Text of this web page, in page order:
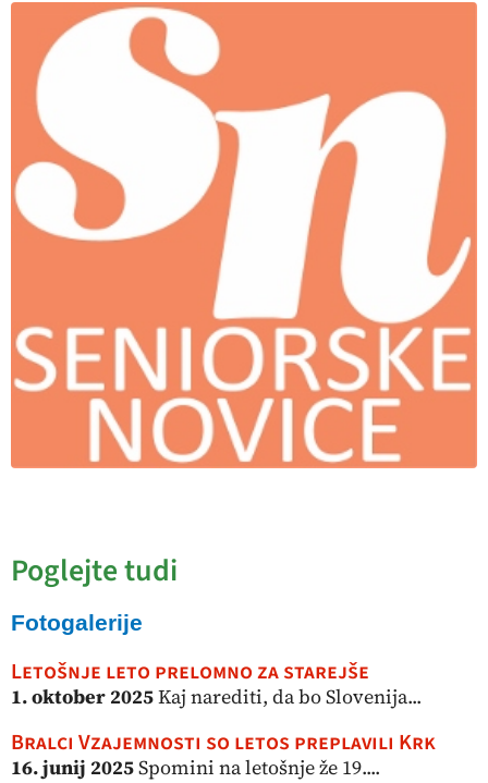
Poglejte tudi
Fotogalerije
Letošnje leto prelomno za starejše
1. oktober 2025Kaj narediti, da bo Slovenija...
Bralci Vzajemnosti so letos preplavili Krk
16. junij 2025Spomini na letošnje že 19....